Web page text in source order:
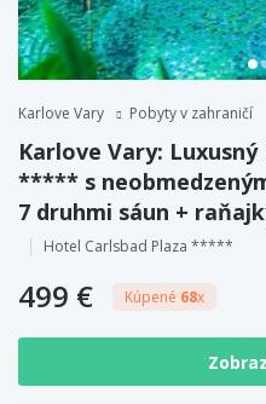
Karlove Vary Pobyty v zahraničí
Karlove Vary:
***** s
7 druhmi sáun +
Hotel Carlsbad Plaza *****
499 € Kúpené 68x